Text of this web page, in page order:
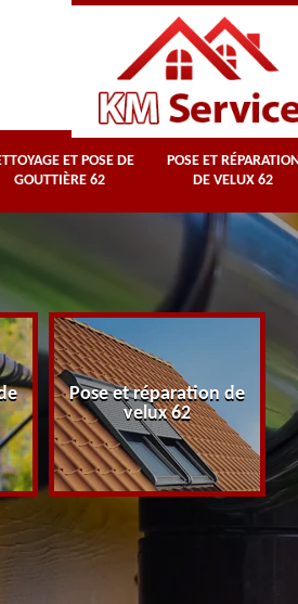
ET POSE DE
GOUTTIÈRE 62
POSE ET
DE VELUX 62
Pose et réparation de
velux 62